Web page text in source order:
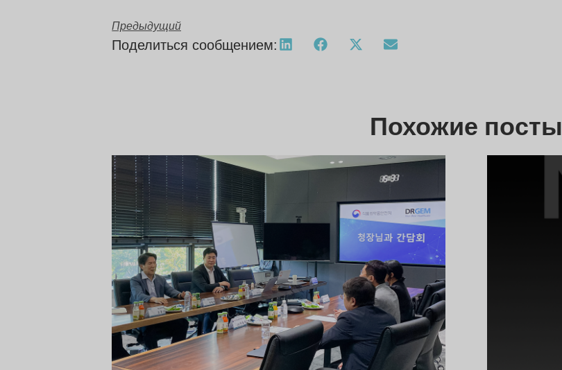
Предыдущий
Поделиться сообщением:
Похожие посты